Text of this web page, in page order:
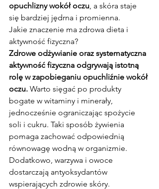
opuchlizny wokół oczu , a skóra staje
się bardziej jędrna i promienna.
Jakie znaczenie ma zdrowa dieta i
aktywność fizyczna?
Zdrowe odżywianie oraz systematyczna
aktywność fizyczna odgrywają istotną
rolę w zapobieganiu opuchliźnie wokół
oczu. Warto sięgać po produkty
bogate w witaminy i minerały,
jednocześnie ograniczając spożycie
soli i cukru. Taki sposób żywienia
pomaga zachować odpowiednią
równowagę wodną w organizmie.
Dodatkowo, warzywa i owoce
dostarczają antyoksydantów
wspierających zdrowie skóry.